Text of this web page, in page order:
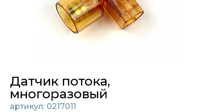
Датчик потока,
многоразовый
артикул: 0217011